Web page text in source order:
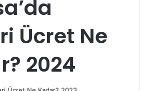
Ücret Ne
2024